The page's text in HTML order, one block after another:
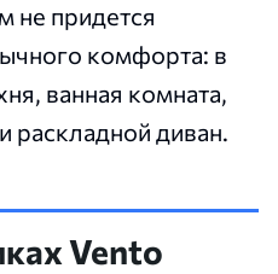
не придется
комфорта: в
ванная комната,
раскладной диван.
Vento